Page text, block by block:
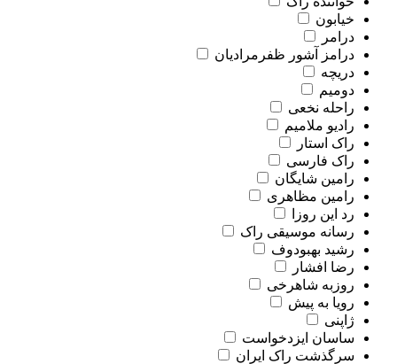
خیابون
درامر
درامز آشور ظفرمرادیان
دریچه
دومیم
راحله نخعی
رادیو ملامیم
راک استار
راک فارسی
رامین شایگان
رامین مظاهری
رد این روزا
رسانه موسیقی راک
رشید بهبودوف
رضا افشار
روزبه شاهرخی
رویا به پیش
ژاپنی
ساسان ایزدخواست
سرگذشت راک ایران